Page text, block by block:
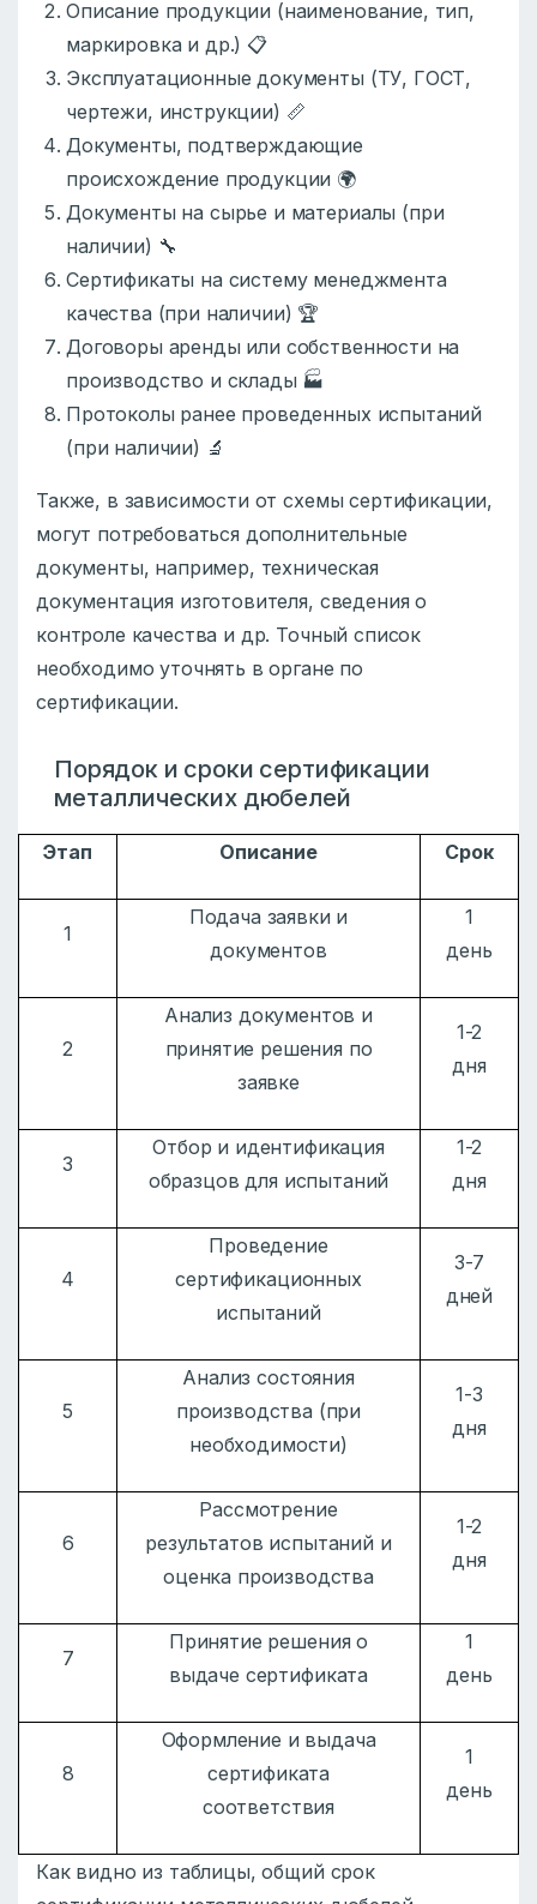
Описание продукции (наименование, тип,
маркировка и др.) 📋
Эксплуатационные документы (ТУ, ГОСТ,
чертежи, инструкции) 📏
Документы, подтверждающие
происхождение продукции 🌍
Документы на сырье и материалы (при
наличии) 🔧
Сертификаты на систему менеджмента
качества (при наличии) 🏆
Договоры аренды или собственности на
производство и склады 🏭
Протоколы ранее проведенных испытаний
(при наличии) 🔬
Также, в зависимости от схемы сертификации,
могут потребоваться дополнительные
документы, например, техническая
документация изготовителя, сведения о
контроле качества и др. Точный список
необходимо уточнять в органе по
сертификации.
Порядок и сроки сертификации
металлических дюбелей
Этап Описание Срок
1
Подача заявки и
документов
1
день
2
Анализ документов и
принятие решения по
заявке
1-2
дня
3
Отбор и идентификация
образцов для испытаний
1-2
дня
4
Проведение
сертификационных
испытаний
3-7
дней
5
Анализ состояния
производства (при
необходимости)
1-3
дня
6
Рассмотрение
результатов испытаний и
оценка производства
1-2
дня
7
Принятие решения о
выдаче сертификата
1
день
8
Оформление и выдача
сертификата
соответствия
1
день
Как видно из таблицы, общий срок